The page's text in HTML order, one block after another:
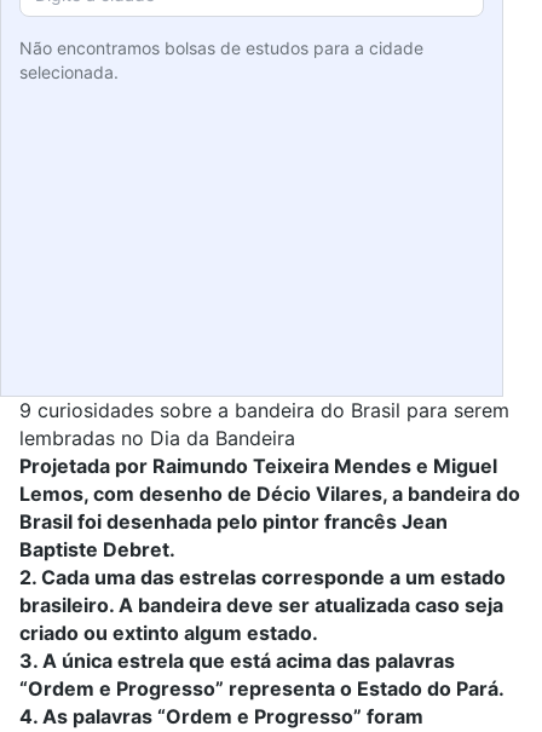
Não encontramos bolsas de estudos para a cidade
selecionada.
9 curiosidades sobre a bandeira do Brasil para serem
lembradas no Dia da Bandeira
Projetada por Raimundo Teixeira Mendes e Miguel
Lemos, com desenho de Décio Vilares, a bandeira do
Brasil foi desenhada pelo pintor francês Jean
Baptiste Debret.
2. Cada uma das estrelas corresponde a um estado
brasileiro. A bandeira deve ser atualizada caso seja
criado ou extinto algum estado.
3. A única estrela que está acima das palavras
“Ordem e Progresso” representa o Estado do Pará.
4. As palavras “Ordem e Progresso” foram